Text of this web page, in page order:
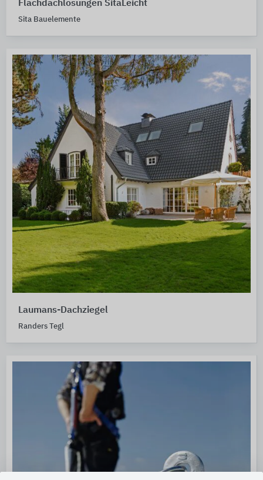
Flachdachlösungen SitaLeicht
Sita Bauelemente
Laumans-Dachziegel
Randers Tegl